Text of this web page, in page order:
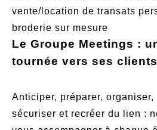
vente/location de transats
broderie sur mesure
Le Groupe Meetings :
tournée vers ses
Anticiper, préparer, organiser,
sécuriser et recréer du lien :